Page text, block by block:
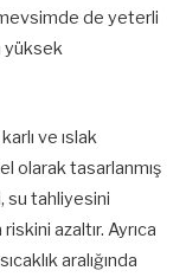
de yeterli
yüksek
ve ıslak
olarak tasarlanmış
su tahliyesini
azaltır. Ayrıca
aralığında